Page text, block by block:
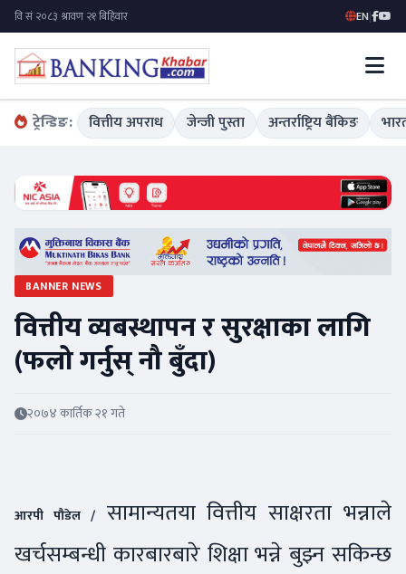
EN|
ट्रेन्डिङ: वित्तीय अपराध जेन्जी पुस्ता अन्तर्राष्ट्रिय बैंकिङ
BANNER NEWS
वित्तीय व्यबस्थापन र सुरक्षाका लागि
(फलो गर्नुस् नौ बुँदा)
२०७४ कार्तिक २१ गते
आरपी पौडेल /सामान्यतया वित्तीय साक्षरता भन्नाले
खर्चसम्बन्धी कारबारबारे शिक्षा भन्ने बुझ्न सकिन्छ